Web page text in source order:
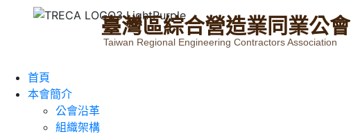
臺灣區綜合營造業同業公會
Taiwan Regional Engineering Contractors Association
首頁
本會簡介
公會沿革
組織架構